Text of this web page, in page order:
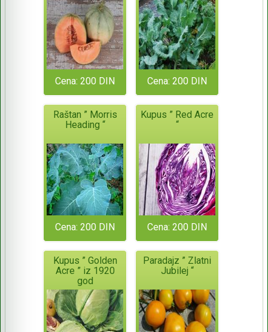
Cena: 200 DIN Cena: 200 DIN
Raštan ” Morris
Heading “
Cena: 200 DIN
Kupus ” Red Acre
“
Cena: 200 DIN
Kupus ” Golden
Acre ” iz 1920
god
Paradajz ” Zlatni
Jubilej “